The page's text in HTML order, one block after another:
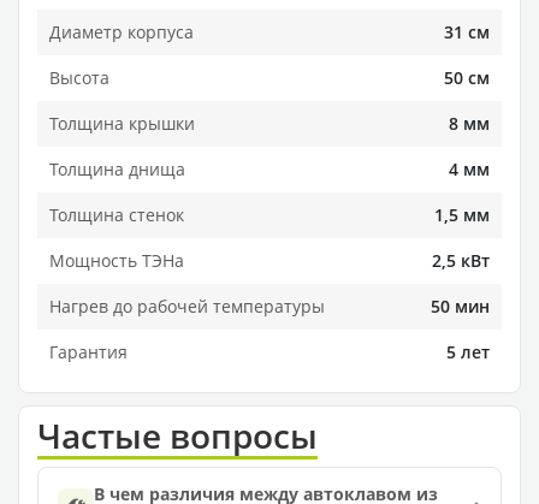
Диаметр корпуса
31 см
Высота
50 см
Толщина крышки
8 мм
Толщина днища
4 мм
Толщина стенок
1,5 мм
Мощность ТЭНа
2,5 кВт
Нагрев до рабочей температуры
50 мин
Гарантия
5 лет
Частые вопросы
В чем различия между автоклавом из